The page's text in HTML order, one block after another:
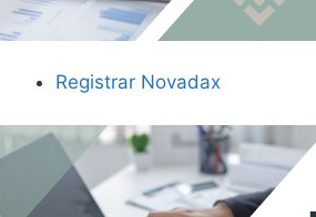
Registrar Novadax